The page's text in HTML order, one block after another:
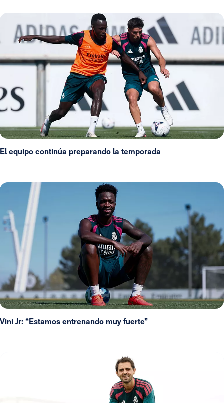
El equipo continúa preparando la temporada
Vini Jr: “Estamos entrenando muy fuerte”